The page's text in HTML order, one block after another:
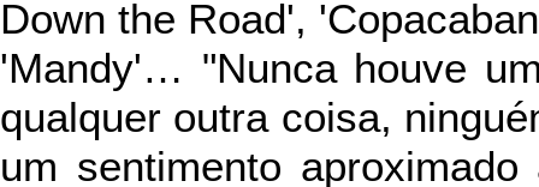
Down the Road',
'Mandy'… "Nunca houve
qualquer outra coisa,
um sentimento